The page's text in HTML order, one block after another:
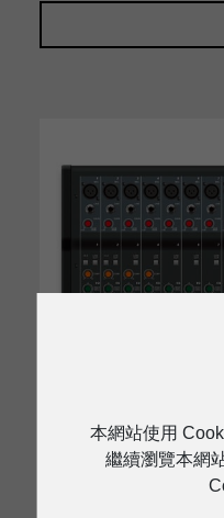
本網站使用
繼續瀏覽本網